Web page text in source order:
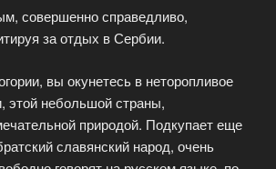
совершенно справедливо,
за отдых в Сербии.
вы окунетесь в неторопливое
этой небольшой страны,
природой. Подкупает еще
славянский народ, очень